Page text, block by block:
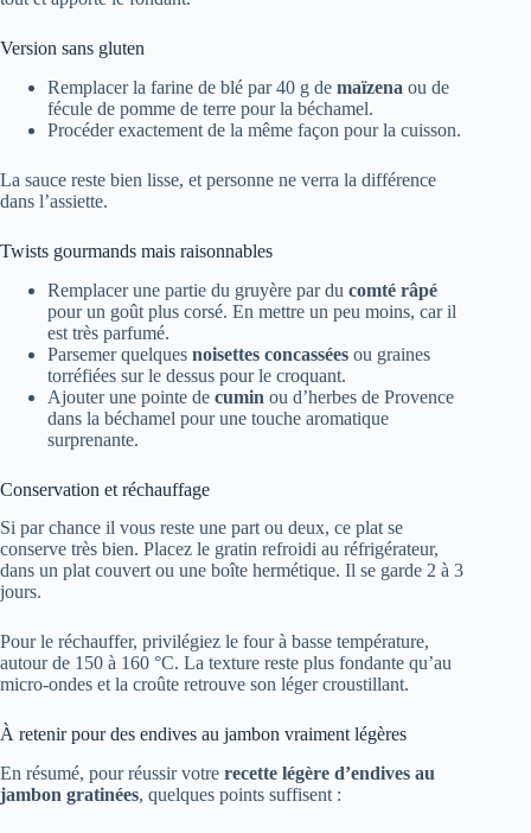
Version sans gluten
Remplacer la farine de blé par 40 g de maïzena ou de
fécule de pomme de terre pour la béchamel.
Procéder exactement de la même façon pour la cuisson.
La sauce reste bien lisse, et personne ne verra la différence
dans l’assiette.
Twists gourmands mais raisonnables
Remplacer une partie du gruyère par du comté râpé
pour un goût plus corsé. En mettre un peu moins, car il
est très parfumé.
Parsemer quelques noisettes concassées ou graines
torréfiées sur le dessus pour le croquant.
Ajouter une pointe de cumin ou d’herbes de Provence
dans la béchamel pour une touche aromatique
surprenante.
Conservation et réchauffage
Si par chance il vous reste une part ou deux, ce plat se
conserve très bien. Placez le gratin refroidi au réfrigérateur,
dans un plat couvert ou une boîte hermétique. Il se garde 2 à 3
jours.
Pour le réchauffer, privilégiez le four à basse température,
autour de 150 à 160 °C. La texture reste plus fondante qu’au
micro-ondes et la croûte retrouve son léger croustillant.
À retenir pour des endives au jambon vraiment légères
En résumé, pour réussir votre recette légère d’endives au
jambon gratinées, quelques points suffisent :